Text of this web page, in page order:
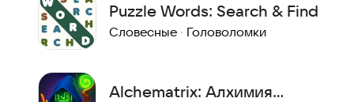
Puzzle Words: Search & Find
Словесные · Головоломки
Alchematrix: Алхимия